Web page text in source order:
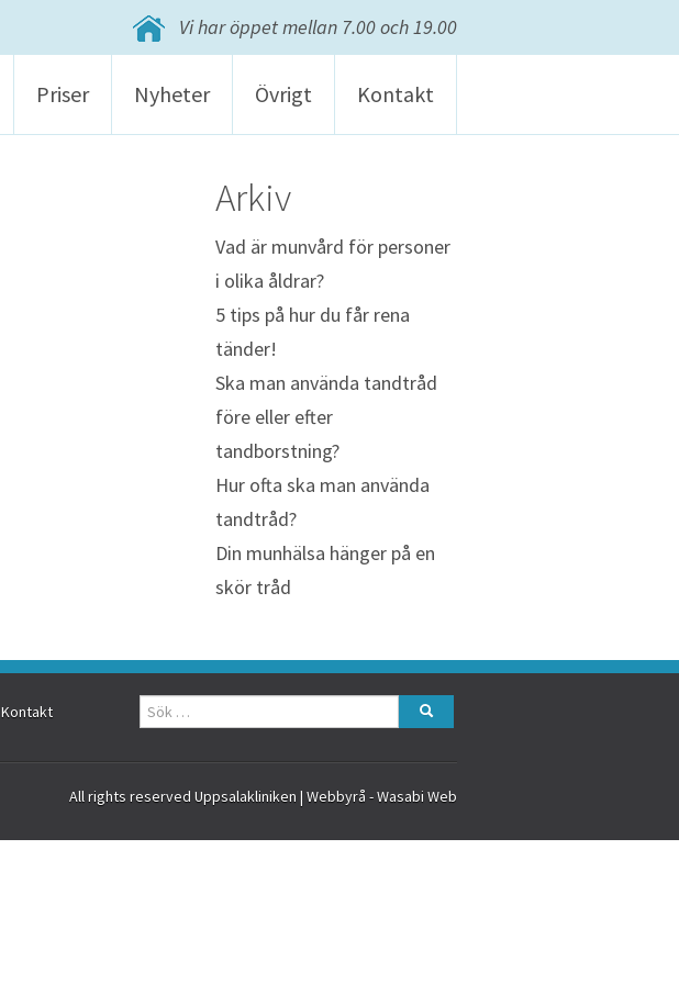
Vi har öppet mellan 7.00 och 19.00
Priser Nyheter Övrigt Kontakt
Arkiv
Vad är munvård för personer
i olika åldrar?
5 tips på hur du får rena
tänder!
Ska man använda tandtråd
före eller efter
tandborstning?
Hur ofta ska man använda
tandtråd?
Din munhälsa hänger på en
skör tråd
Kontakt
All rights reserved Uppsalakliniken | Webbyrå - Wasabi Web